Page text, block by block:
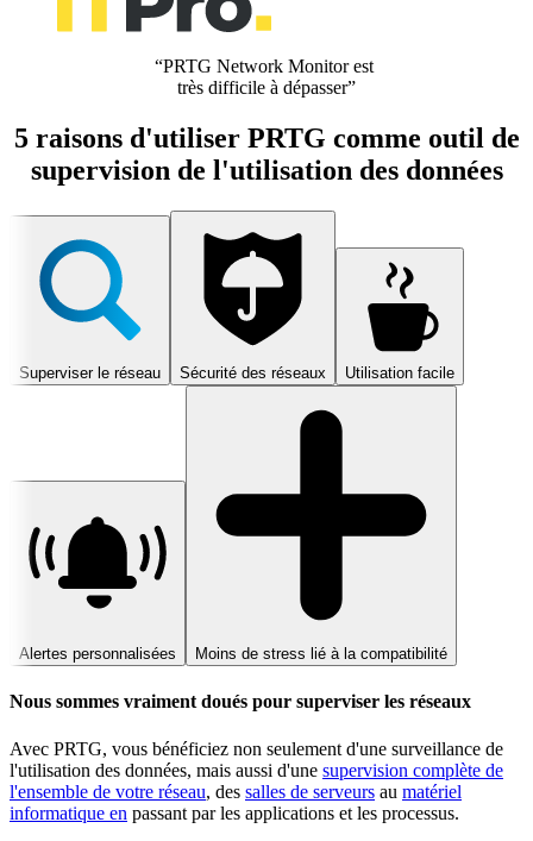
“PRTG Network Monitor est
très difficile à dépasser”
5 raisons d'utiliser PRTG comme outil de
supervision de l'utilisation des données
Superviser le réseau Sécurité des réseaux Utilisation facile
Alertes personnalisées Moins de stress lié à la compatibilité
Nous sommes vraiment doués pour superviser les réseaux
Avec PRTG, vous bénéficiez non seulement d'une surveillance de
l'utilisation des données, mais aussi d'une supervision complète de
l'ensemble de votre réseau, des salles de serveurs au matériel
informatique en passant par les applications et les processus.